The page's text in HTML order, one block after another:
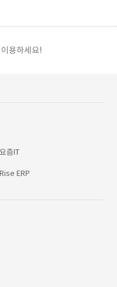
용하세요!
요즘IT
Rise ERP